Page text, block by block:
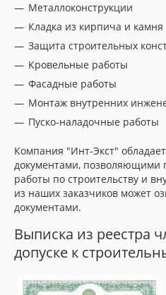
Металлоконструкции
Кладка из кирпича и камня
Защита строительных
Кровельные работы
Фасадные работы
Монтаж внутренних
Пуско-наладочные работы
Компания "Инт-Экст"
документами, позволяющими
работы по строительству и
из наших заказчиков может
документами.
Выписка из реестра
допуске к